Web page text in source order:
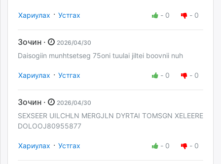
Хариулах · Устгах - 0 - 0
Зочин · 2026/04/30
Daisogiin munhtsetseg 75oni tuulai jiltei boovnii nuh
Хариулах · Устгах - 0 - 0
Зочин · 2026/04/30
SEXSEER UILCHLN MERGJLN DYRTAI TOMSGN XELEERE
DOLOOJ80955877
Хариулах · Устгах - 0 - 0